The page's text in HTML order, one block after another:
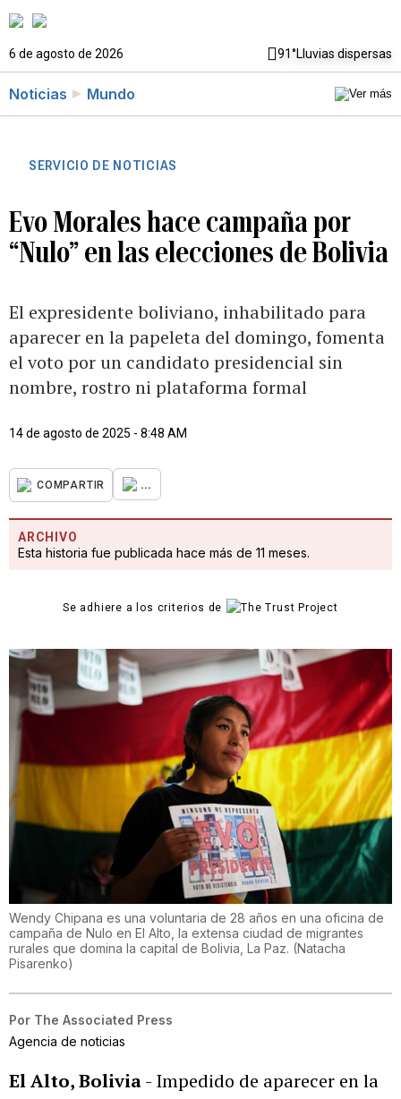
6 de agosto de 2026 91°Lluvias dispersas
Noticias Mundo
SERVICIO DE NOTICIAS
Evo Morales hace campaña por
“Nulo” en las elecciones de Bolivia
El expresidente boliviano, inhabilitado para
aparecer en la papeleta del domingo, fomenta
el voto por un candidato presidencial sin
nombre, rostro ni plataforma formal
14 de agosto de 2025 - 8:48 AM
COMPARTIR ...
ARCHIVO
Esta historia fue publicada hace más de 11 meses.
Se adhiere a los criterios de
Wendy Chipana es una voluntaria de 28 años en una oficina de
campaña de Nulo en El Alto, la extensa ciudad de migrantes
rurales que domina la capital de Bolivia, La Paz. (Natacha
Pisarenko)
Por The Associated Press
Agencia de noticias
El Alto, Bolivia- Impedido de aparecer en la